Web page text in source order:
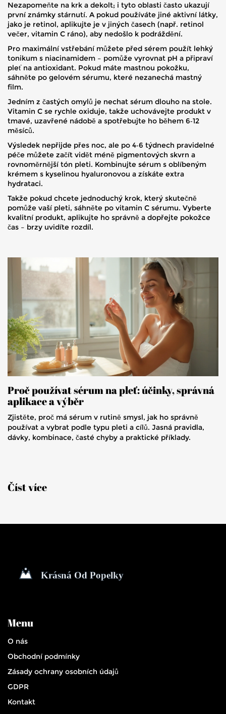
Nezapomeňte na krk a dekolt; i tyto oblasti často ukazují
první známky stárnutí. A pokud používáte jiné aktivní látky,
jako je retinol, aplikujte je v jiných časech (např. retinol
večer, vitamin C ráno), aby nedošlo k podráždění.
Pro maximální vstřebání můžete před sérem použít lehký
tonikum s niacinamidem – pomůže vyrovnat pH a připraví
pleť na antioxidant. Pokud máte mastnou pokožku,
sáhněte po gelovém sérumu, které nezanechá mastný
film.
Jedním z častých omylů je nechat sérum dlouho na stole.
Vitamin C se rychle oxiduje, takže uchovávejte produkt v
tmavé, uzavřené nádobě a spotřebujte ho během 6‑12
měsíců.
Výsledek nepřijde přes noc, ale po 4‑6 týdnech pravidelné
péče můžete začít vidět méně pigmentových skvrn a
rovnoměrnější tón pleti. Kombinujte sérum s oblíbeným
krémem s kyselinou hyaluronovou a získáte extra
hydrataci.
Takže pokud chcete jednoduchý krok, který skutečně
pomůže vaší pleti, sáhněte po vitamin C sérumu. Vyberte
kvalitní produkt, aplikujte ho správně a dopřejte pokožce
čas – brzy uvidíte rozdíl.
Proč používat sérum na pleť: účinky, správná
aplikace a výběr
Zjistěte, proč má sérum v rutině smysl, jak ho správně
používat a vybrat podle typu pleti a cílů. Jasná pravidla,
dávky, kombinace, časté chyby a praktické příklady.
Číst více
Menu
O nás
Obchodní podmínky
Zásady ochrany osobních údajů
GDPR
Kontakt